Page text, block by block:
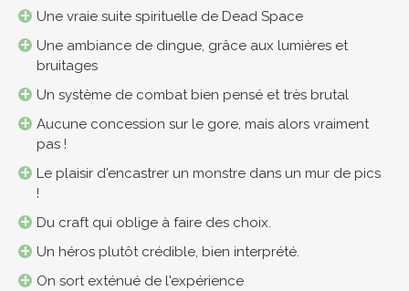
Une vraie suite spirituelle de Dead Space
Une ambiance de dingue, grâce aux lumières et
bruitages
Un système de combat bien pensé et très brutal
Aucune concession sur le gore, mais alors vraiment
pas !
Le plaisir d'encastrer un monstre dans un mur de pics
!
Du craft qui oblige à faire des choix.
Un héros plutôt crédible, bien interprété.
On sort exténué de l'expérience